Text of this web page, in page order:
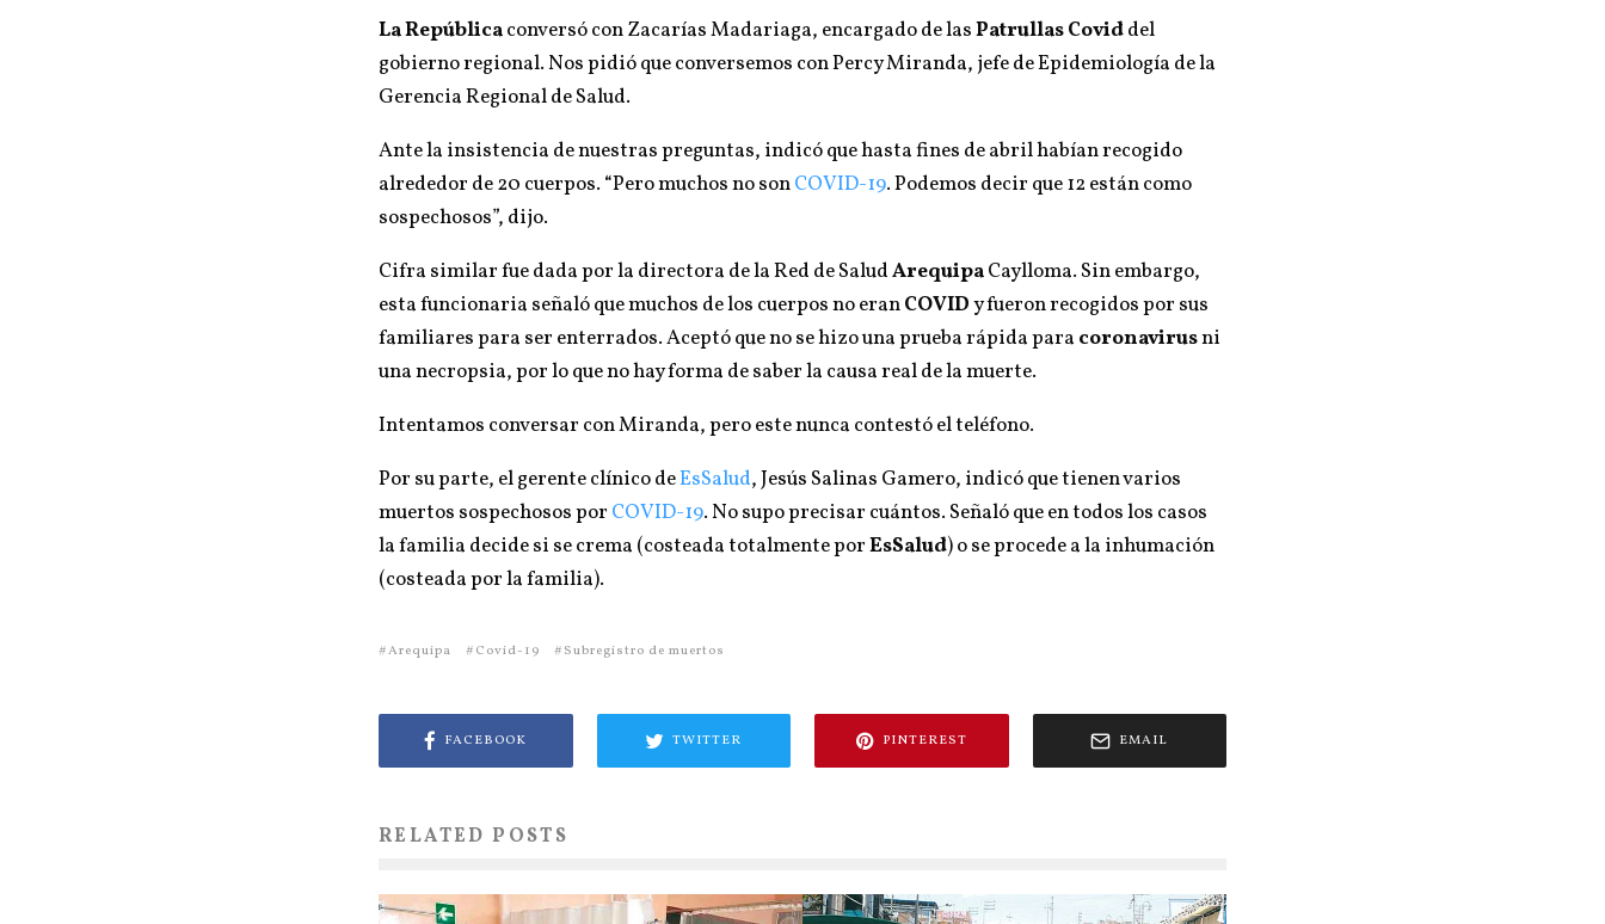
La Repúblicaconversó con Zacarías Madariaga, encargado de lasPatrullas Coviddel
gobierno regional. Nos pidió que conversemos con Percy Miranda, jefe de Epidemiología de la
Gerencia Regional de Salud.
Ante la insistencia de nuestras preguntas, indicó que hasta fines de abril habían recogido
alrededor de 20 cuerpos. “Pero muchos no sonCOVID-19. Podemos decir que 12 están como
sospechosos”, dijo.
Cifra similar fue dada por la directora de la Red de SaludArequipaCaylloma. Sin embargo,
esta funcionaria señaló que muchos de los cuerpos no eranCOVIDy fueron recogidos por sus
familiares para ser enterrados. Aceptó que no se hizo una prueba rápida para coronavirusni
una necropsia, por lo que no hay forma de saber la causa real de la muerte.
Intentamos conversar con Miranda, pero este nunca contestó el teléfono.
Por su parte, el gerente clínico deEsSalud, Jesús Salinas Gamero, indicó que tienen varios
muertos sospechosos por COVID-19. No supo precisar cuántos. Señaló que en todos los casos
la familia decide si se crema (costeada totalmente porEsSalud) o se procede a la inhumación
(costeada por la familia).
Arequipa Covid-19 Subregistro de muertos
FACEBOOK TWITTER PINTEREST EMAIL
RELATED POSTS